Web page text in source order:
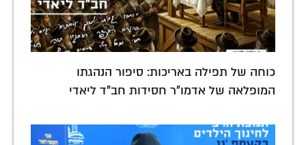
כוחה של תפילה באריכות: סיפור הנהגתו
המופלאה של אדמו"ר חסידות חב"ד ליאדי